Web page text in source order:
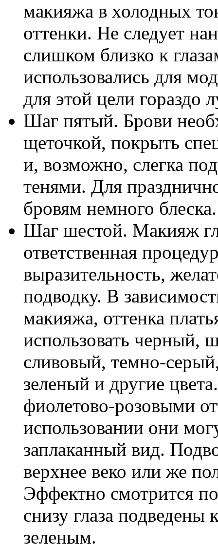
макияжа в холодных
оттенки. Не следует
слишком близко к
использовались для
для этой цели гораздо
Шаг пятый. Брови
щеточкой, покрыть
и, возможно, слегка
тенями. Для
бровям немного блеска.
Шаг шестой. Макияж
ответственная
выразительность,
подводку. В
макияжа, оттенка
использовать черный,
сливовый, темно-
зеленый и другие
фиолетово-розовыми
использовании они
заплаканный вид.
верхнее веко или же
Эффектно смотрится
снизу глаза
зеленым.